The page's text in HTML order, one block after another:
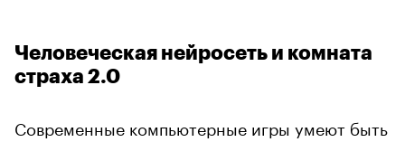
Человеческая нейросеть и комната
страха 2.0
Современные компьютерные игры умеют быть